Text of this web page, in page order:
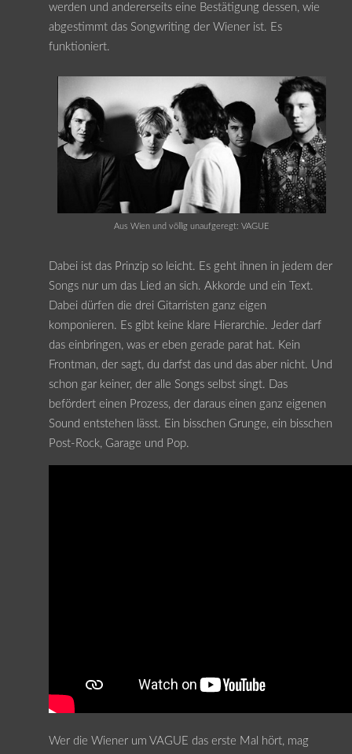
werden und andererseits eine Bestätigung dessen, wie
abgestimmt das Songwriting der Wiener ist. Es
funktioniert.
Aus Wien und völlig unaufgeregt: VAGUE
Dabei ist das Prinzip so leicht. Es geht ihnen in jedem der
Songs nur um das Lied an sich. Akkorde und ein Text.
Dabei dürfen die drei Gitarristen ganz eigen
komponieren. Es gibt keine klare Hierarchie. Jeder darf
das einbringen, was er eben gerade parat hat. Kein
Frontman, der sagt, du darfst das und das aber nicht. Und
schon gar keiner, der alle Songs selbst singt. Das
befördert einen Prozess, der daraus einen ganz eigenen
Sound entstehen lässt. Ein bisschen Grunge, ein bisschen
Post-Rock, Garage und Pop.
Wer die Wiener um VAGUE das erste Mal hört, mag